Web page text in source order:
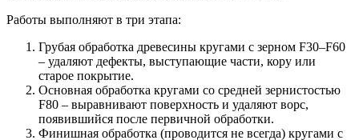
Работы выполняют в три этапа:
Грубая обработка древесины кругами с зерном F30–F60
– удаляют дефекты, выступающие части, кору или
старое покрытие.
Основная обработка кругами со средней зернистостью
F80 – выравнивают поверхность и удаляют ворс,
появившийся после первичной обработки.
Финишная обработка (проводится не всегда) кругами с